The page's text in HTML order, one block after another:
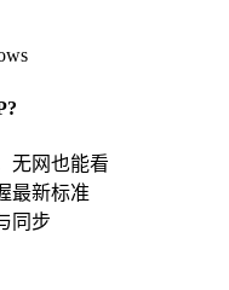
无网也能看
最新标准
同步